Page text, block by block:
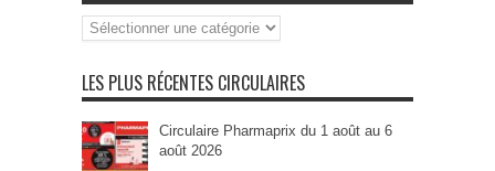
Recherche
par
LES PLUS RÉCENTES CIRCULAIRES
Circulaire Pharmaprix du 1 août au 6
août 2026